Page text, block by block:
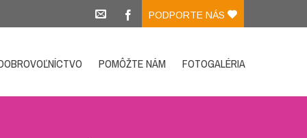
PODPORTE NÁS
POMÔŽTE NÁM FOTOGALÉRIA